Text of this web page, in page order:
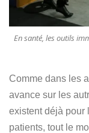
En santé, les outils
Comme dans les
avance sur les
existent déjà pour
patients, tout le